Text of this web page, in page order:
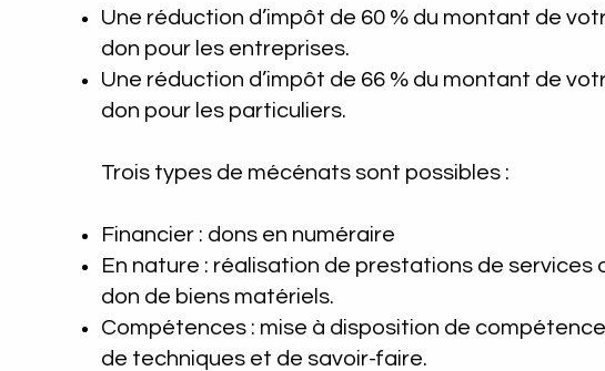
Une réduction d’impôt de 60 % du montant de
don pour les entreprises.
Une réduction d’impôt de 66 % du montant de
don pour les particuliers.
Trois types de mécénats sont possibles :
Financier : dons en numéraire
En nature : réalisation de prestations de services
don de biens matériels.
Compétences : mise à disposition de
de techniques et de savoir-faire.